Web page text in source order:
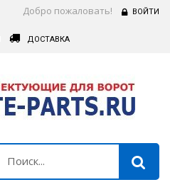
Добро пожаловать! ВОЙТИ
ДОСТАВКА